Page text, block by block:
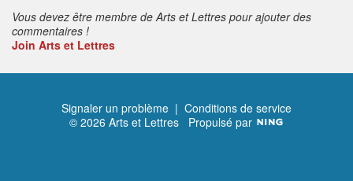
Vous devez être membre de Arts et Lettres pour ajouter des
commentaires !
Join Arts et Lettres
Signaler un problème | Conditions de service
© 2026 Arts et Lettres Propulsé par